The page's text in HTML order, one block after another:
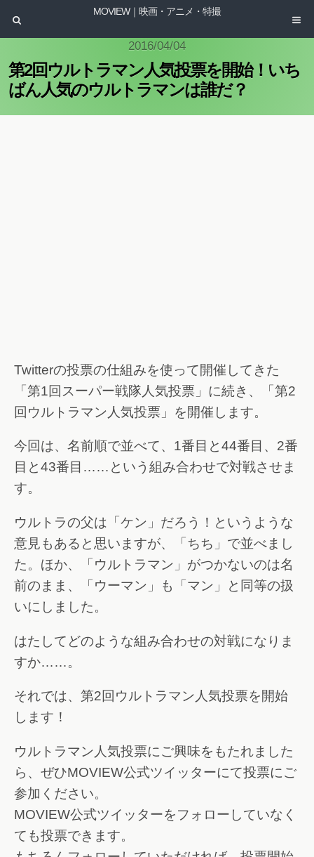
MOVIEW｜映画・アニメ・特撮
2016/04/04
第2回ウルトラマン人気投票を開始！いち
ばん人気のウルトラマンは誰だ？
Twitterの投票の仕組みを使って開催してきた
「第1回スーパー戦隊人気投票」に続き、「第2
回ウルトラマン人気投票」を開催します。
今回は、名前順で並べて、1番目と44番目、2番
目と43番目……という組み合わせで対戦させま
す。
ウルトラの父は「ケン」だろう！というような
意見もあると思いますが、「ちち」で並べまし
た。ほか、「ウルトラマン」がつかないのは名
前のまま、「ウーマン」も「マン」と同等の扱
いにしました。
はたしてどのような組み合わせの対戦になりま
すか……。
それでは、第2回ウルトラマン人気投票を開始
します！
ウルトラマン人気投票にご興味をもたれました
ら、ぜひMOVIEW公式ツイッターにて投票にご
参加ください。
MOVIEW公式ツイッターをフォローしていなく
ても投票できます。